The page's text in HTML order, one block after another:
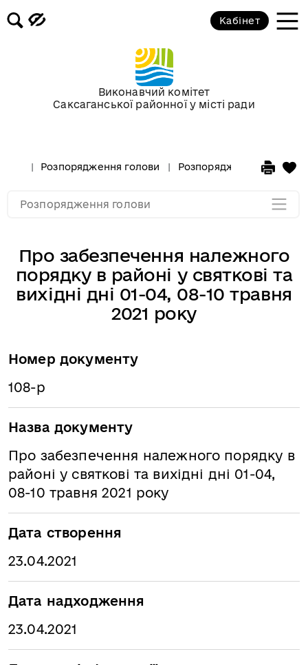
Виконавчий комітет
Саксаганської районної у місті ради
Кабінет
Розпорядження голови Розпорядження голови
Про забезпечення належного
порядку в районі у святкові та
вихідні дні 01-04, 08-10 травня
2021 року
Номер документу
108-р
Назва документу
Про забезпечення належного порядку в
районі у святкові та вихідні дні 01-04,
08-10 травня 2021 року
Дата створення
23.04.2021
Дата надходження
23.04.2021
Розпорядження голови
Розпорядження голови за 2017 рік